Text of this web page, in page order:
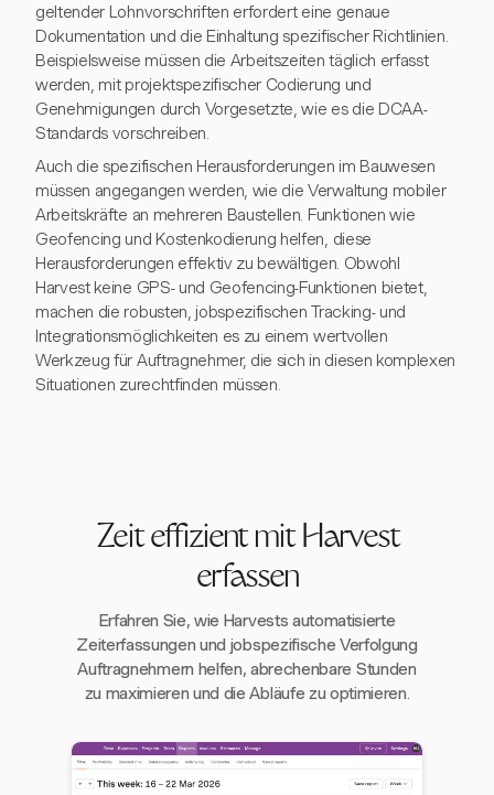
geltender Lohnvorschriften erfordert eine genaue
Dokumentation und die Einhaltung spezifischer Richtlinien.
Beispielsweise müssen die Arbeitszeiten täglich erfasst
werden, mit projektspezifischer Codierung und
Genehmigungen durch Vorgesetzte, wie es die DCAA-
Standards vorschreiben.
Auch die spezifischen Herausforderungen im Bauwesen
müssen angegangen werden, wie die Verwaltung mobiler
Arbeitskräfte an mehreren Baustellen. Funktionen wie
Geofencing und Kostenkodierung helfen, diese
Herausforderungen effektiv zu bewältigen. Obwohl
Harvest keine GPS- und Geofencing-Funktionen bietet,
machen die robusten, jobspezifischen Tracking- und
Integrationsmöglichkeiten es zu einem wertvollen
Werkzeug für Auftragnehmer, die sich in diesen komplexen
Situationen zurechtfinden müssen.
Zeit effizient mit Harvest
erfassen
Erfahren Sie, wie Harvests automatisierte
Zeiterfassungen und jobspezifische Verfolgung
Auftragnehmern helfen, abrechenbare Stunden
zu maximieren und die Abläufe zu optimieren.